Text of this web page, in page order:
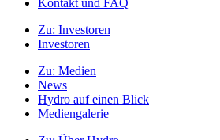
Kontakt und FAQ
Zu: Investoren
Investoren
Zu: Medien
News
Hydro auf einen Blick
Mediengalerie